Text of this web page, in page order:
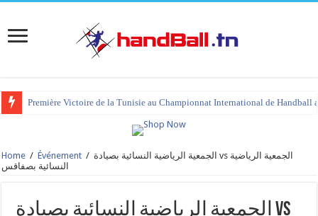
Première Victoire de la Tunisie au Championnat International de Handball
Home / Événement / الجمعية الرياضية النسائية بصيادة vs الجمعية الرياضية
النسائية بصفاقس
الجمعية الرياضية النسائية بصيادة vs